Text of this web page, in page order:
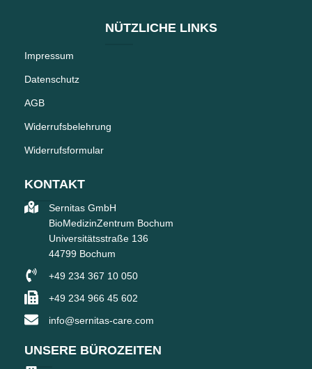
NÜTZLICHE LINKS
Impressum
Datenschutz
AGB
Widerrufsbelehrung
Widerrufsformular
KONTAKT
Sernitas GmbH
BioMedizinZentrum Bochum
Universitätsstraße 136
44799 Bochum
+49 234 367 10 050
+49 234 966 45 602
info@sernitas-care.com
UNSERE BÜROZEITEN